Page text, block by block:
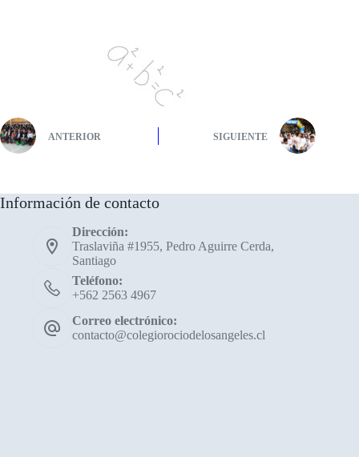
ANTERIOR SIGUIENTE
Información de contacto
Dirección:
Traslaviña #1955, Pedro Aguirre Cerda,
Santiago
Teléfono:
+562 2563 4967
Correo electrónico:
contacto@colegiorociodelosangeles.cl